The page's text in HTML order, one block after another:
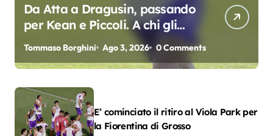
Da Atta a Dragusin, passando
per Kean e Piccoli. A chi gli
oscar del precampionato?
Tommaso Borghini Ago 3, 2026 0 Comments
E’ cominciato il ritiro al Viola Park per
la Fiorentina di Grosso